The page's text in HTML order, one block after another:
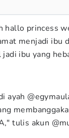
hallo princess
menjadi ibu
jadi ibu yang
ayah
tulis akun